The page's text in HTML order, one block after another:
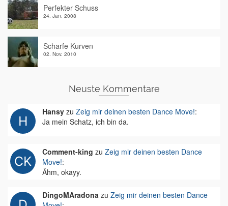
Perfekter Schuss
24. Jan. 2008
Scharfe Kurven
02. Nov. 2010
Neuste Kommentare
Hansy zu Zeig mir deinen besten Dance Move!:
Ja mein Schatz, ich bin da.
Comment-king zu Zeig mir deinen besten Dance
Move!:
Ähm, okayy.
DingoMAradona zu Zeig mir deinen besten Dance